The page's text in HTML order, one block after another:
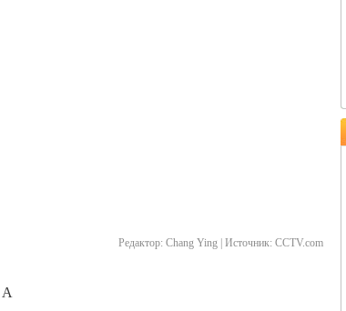
Редактор: Chang Ying | Источник: CCTV.com
A